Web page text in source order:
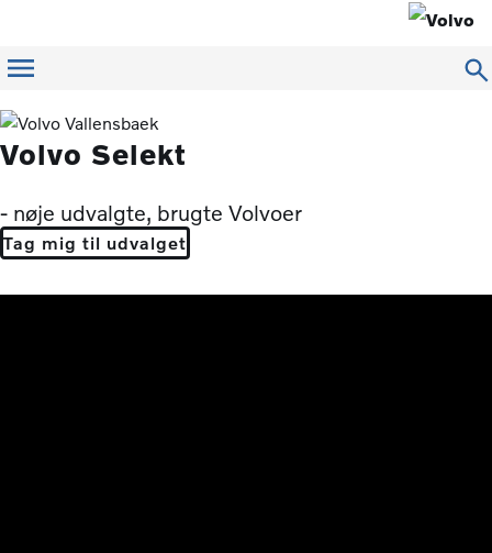
Menu
Volvo Selekt
- nøje udvalgte, brugte Volvoer
Tag mig til udvalget